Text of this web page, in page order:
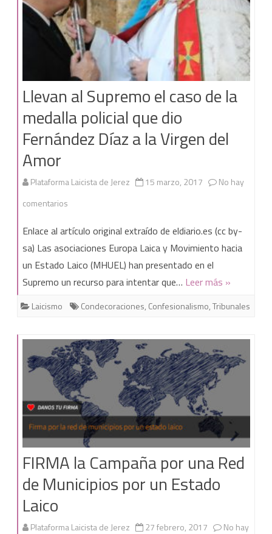
a
todos
los
municipios
andaluces
de
más
10.000
Llevan al Supremo el caso de la
medalla policial que dio
Fernández Díaz a la Virgen del
Amor
Plataforma Laicista de Jerez 15 marzo, 2017
No hay
comentarios
al
Supremo
el
caso
la
medalla
policial
que
dio
Fernández
Díaz
la
Enlace al artículo original extraído de eldiario.es (cc by-
sa) Las asociaciones Europa Laica y Movimiento hacia
un Estado Laico (MHUEL) han presentado en el
Supremo un recurso para intentar que… Leer más »
Laicismo Condecoraciones, Confesionalismo,Tribunales
FIRMA la Campaña por una Red
de Municipios por un Estado
Laico
Plataforma Laicista de Jerez 27 febrero, 2017
No hay